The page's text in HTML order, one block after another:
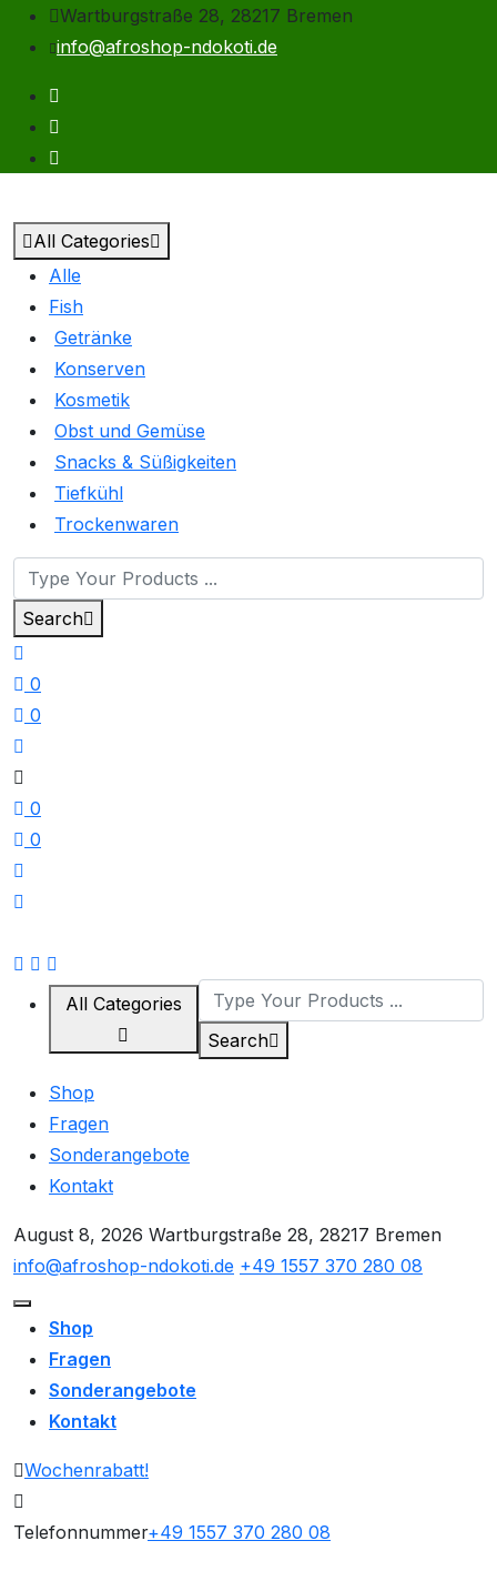
Wartburgstraße 28, 28217 Bremen
info@afroshop-ndokoti.de
All Categories
Alle
Fish
Getränke
Konserven
Kosmetik
Obst und Gemüse
Snacks & Süßigkeiten
Tiefkühl
Trockenwaren
Search
0
0
0
0
All Categories
Search
Shop
Fragen
Sonderangebote
Kontakt
August 8, 2026 Wartburgstraße 28, 28217 Bremen
info@afroshop-ndokoti.de +49 1557 370 280 08
Shop
Fragen
Sonderangebote
Kontakt
Wochenrabatt!
Telefonnummer+49 1557 370 280 08